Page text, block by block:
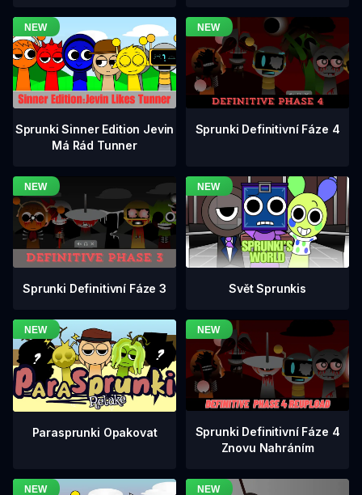
Sprunki Sinner Edition Jevin
Má Rád Tunner
Sprunki Definitivní Fáze 4
Sprunki Definitivní Fáze 3 Svět Sprunkis
Parasprunki Opakovat
Sprunki Definitivní Fáze 4
Znovu Nahráním